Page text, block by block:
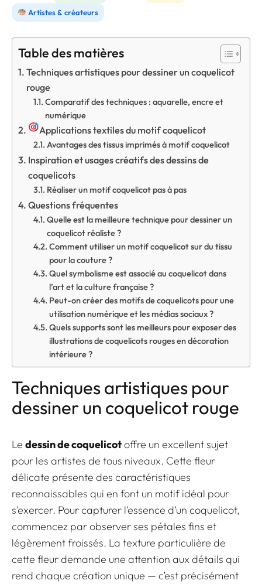
Artistes & créateurs
Table des matières
Techniques artistiques pour dessiner un coquelicot
rouge
Comparatif des techniques : aquarelle, encre et
numérique
Applications textiles du motif coquelicot
Avantages des tissus imprimés à motif coquelicot
Inspiration et usages créatifs des dessins de
coquelicots
Réaliser un motif coquelicot pas à pas
Questions fréquentes
Quelle est la meilleure technique pour dessiner un
coquelicot réaliste ?
Comment utiliser un motif coquelicot sur du tissu
pour la couture ?
Quel symbolisme est associé au coquelicot dans
l’art et la culture française ?
Peut-on créer des motifs de coquelicots pour une
utilisation numérique et les médias sociaux ?
Quels supports sont les meilleurs pour exposer des
illustrations de coquelicots rouges en décoration
intérieure ?
Techniques artistiques pour
dessiner un coquelicot rouge
Le dessin de coquelicotoffre un excellent sujet
pour les artistes de tous niveaux. Cette fleur
délicate présente des caractéristiques
reconnaissables qui en font un motif idéal pour
s’exercer. Pour capturer l’essence d’un coquelicot,
commencez par observer ses pétales fins et
légèrement froissés. La texture particulière de
cette fleur demande une attention aux détails qui
rend chaque création unique — c’est précisément